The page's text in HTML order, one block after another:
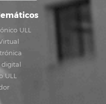
ULL
digital
ULL